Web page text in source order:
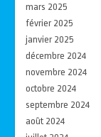
mars 2025
février 2025
janvier 2025
décembre 2024
novembre 2024
octobre 2024
septembre 2024
août 2024